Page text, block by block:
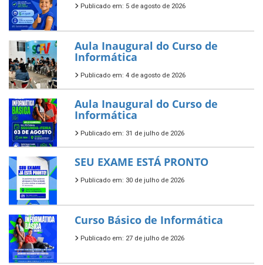
Publicado em: 5 de agosto de 2026
Aula Inaugural do Curso de
Informática
Publicado em: 4 de agosto de 2026
Aula Inaugural do Curso de
Informática
Publicado em: 31 de julho de 2026
SEU EXAME ESTÁ PRONTO
Publicado em: 30 de julho de 2026
Curso Básico de Informática
Publicado em: 27 de julho de 2026